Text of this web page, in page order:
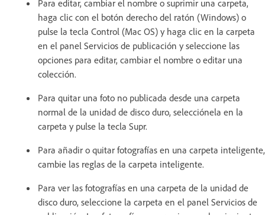
Para editar, cambiar el nombre o suprimir una carpeta,
haga clic con el botón derecho del ratón (Windows) o
pulse la tecla Control (Mac OS) y haga clic en la carpeta
en el panel Servicios de publicación y seleccione las
opciones para editar, cambiar el nombre o editar una
colección.
Para quitar una foto no publicada desde una carpeta
normal de la unidad de disco duro, selecciónela en la
carpeta y pulse la tecla Supr.
Para añadir o quitar fotografías en una carpeta inteligente,
cambie las reglas de la carpeta inteligente.
Para ver las fotografías en una carpeta de la unidad de
disco duro, seleccione la carpeta en el panel Servicios de